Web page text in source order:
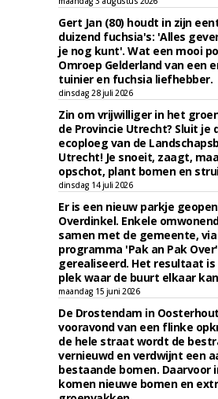
Gert Jan (80) houdt in zijn
duizend fuchsia's: 'Alles
je nog kunt'. Wat een mooi
Omroep Gelderland van een
tuinier en fuchsia liefhebber.
dinsdag 28 juli 2026
Zin om vrijwilliger in het
de Provincie Utrecht? Sluit je
ecoploeg van de
Utrecht! Je snoeit, zaagt,
opschot, plant bomen en
dinsdag 14 juli 2026
Er is een nieuw parkje
Overdinkel. Enkele
samen met de gemeente,
programma 'Pak an Pak
gerealiseerd. Het resultaat is
plek waar de buurt elkaar
maandag 15 juni 2026
De Drostendam in
vooravond van een flinke
de hele straat wordt de
vernieuwd en verdwijnt een
bestaande bomen. Daarvoor
komen nieuwe bomen en